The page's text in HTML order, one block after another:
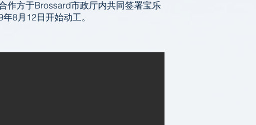
作方于Brossard市政厅内共同签署宝乐
8月12日开始动工。